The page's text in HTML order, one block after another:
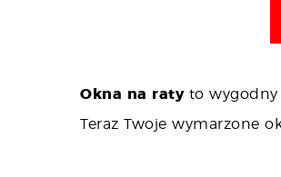
Okna na ratyto wygodny
Teraz Twoje wymarzone